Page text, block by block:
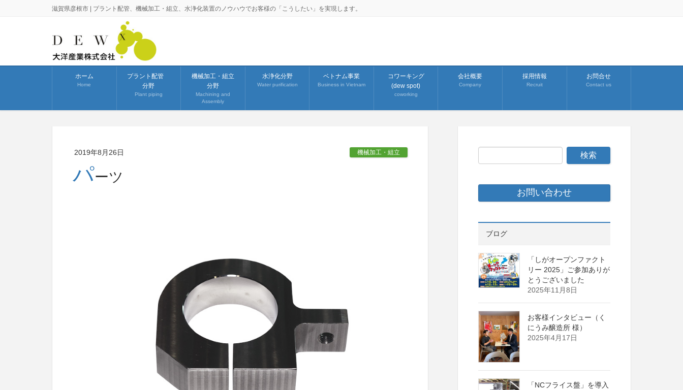
滋賀県彦根市 | プラント配管、機械加工・組立、水浄化装置のノウハウでお客様の「こうしたい」を実現します。
ホーム
Home
プラント配管
分野
Plant piping
機械加工・組立
分野
Machining and
Assembly
水浄化分野
Water purification
ベトナム事業
Business in Vietnam
コワーキング
(dew spot)
coworking
会社概要
Company
採用情報
Recruit
お問合せ
Contact us
2019年8月26日 機械加工・組立
パーツ
お問い合わせ
ブログ
「しがオープンファクト
リー 2025」ご参加ありが
とうございました
2025年11月8日
お客様インタビュー（く
にうみ醸造所 様）
2025年4月17日
「NCフライス盤」を導入